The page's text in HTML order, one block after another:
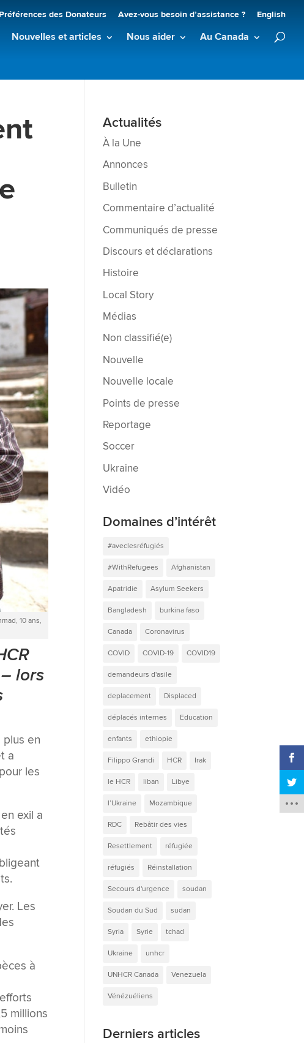
des Donateurs Avez-vous besoin d’assistance ? English
Nouvelles et articles Nous aider Au Canada
10 ans,
lors
plus en
a
les
exil a
Les
à
millions
Actualités
À la Une
Annonces
Bulletin
Commentaire d’actualité
Communiqués de presse
Discours et déclarations
Histoire
Local Story
Médias
Non classifié(e)
Nouvelle
Nouvelle locale
Points de presse
Reportage
Soccer
Ukraine
Vidéo
Domaines d’intérêt
#aveclesréfugiés
#WithRefugees Afghanistan
Apatridie Asylum Seekers
Bangladesh burkina faso
Canada Coronavirus
COVID COVID-19 COVID19
demandeurs d'asile
deplacement Displaced
déplacés internes Education
enfants ethiopie
Filippo Grandi HCR Irak
le HCR liban Libye
l’Ukraine Mozambique
RDC Rebâtir des vies
Resettlement réfugiée
réfugiés Réinstallation
Secours d'urgence soudan
Soudan du Sud sudan
Syria Syrie tchad
Ukraine unhcr
UNHCR Canada Venezuela
Vénézuéliens
Derniers articles